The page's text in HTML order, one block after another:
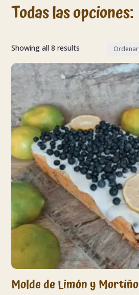
Todas las opciones:
Showing all 8 results
price:
low
to
high
Molde de Limón y Mortiño